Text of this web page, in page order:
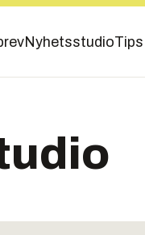
Nyhetsstudio